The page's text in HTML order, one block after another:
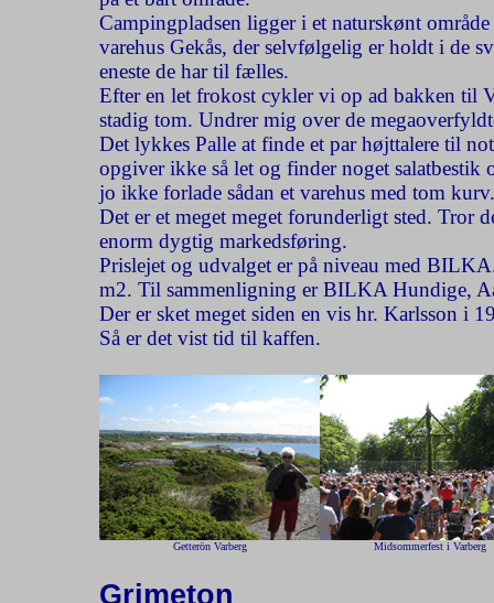
Campingpladsen ligger i et naturskønt
varehus Gekås, der selvfølgelig er holdt i de
eneste de har til fælles.
Efter en let frokost cykler vi op ad bakken til
stadig tom. Undrer mig over de
Det lykkes Palle at finde et par højttalere til
opgiver ikke så let og finder noget
jo ikke forlade sådan et varehus med tom kurv.
Det er et meget meget forunderligt sted. Tror
enorm dygtig markedsføring.
Prislejet og udvalget er på niveau med
m2. Til sammenligning er BILKA Hundige,
Der er sket meget siden en vis hr. Karlsson i
Så er det vist tid til kaffen.
Getterön Varberg Midsommerfest i Varberg
Grimeton